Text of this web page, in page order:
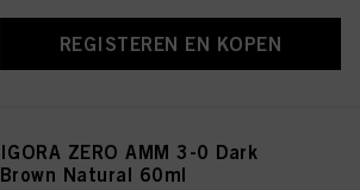
REGISTEREN EN KOPEN
IGORA ZERO AMM 3-0 Dark
Brown Natural 60ml